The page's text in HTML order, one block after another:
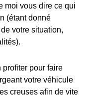
moi vous dire ce qui
(étant donné
votre situation,
profiter pour faire
votre véhicule
creuses afin de vite